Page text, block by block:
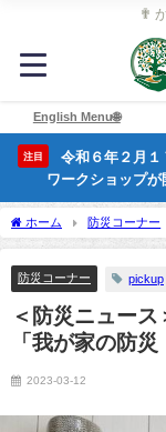
✟
English Menu🌐
注目
令和６年２月１
ワークショップが
ホーム 防災コーナー
家の防災：自助、家具対策
防災コーナー pickup
＜防災ニュー
「我が家の防
2023-03-12